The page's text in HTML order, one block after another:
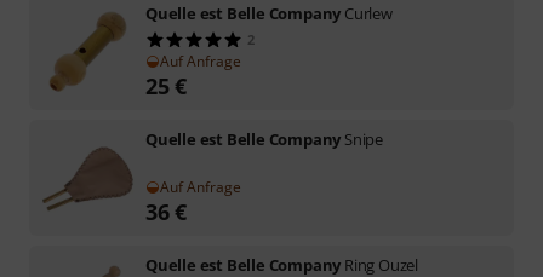
Quelle est Belle Company Curlew
2
Auf Anfrage
25€
Quelle est Belle Company Snipe
Auf Anfrage
36€
Quelle est Belle Company Ring Ouzel